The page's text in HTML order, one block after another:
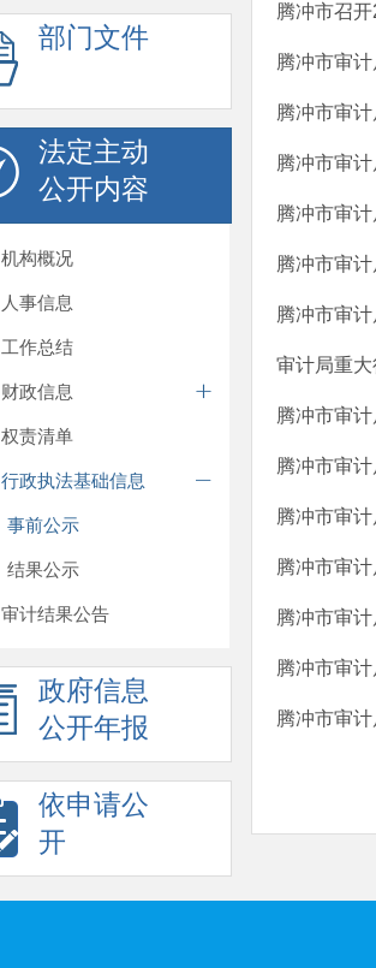
部门文件
法定主动
公开内容
机构概况
人事信息
工作总结
财政信息
权责清单
行政执法基础信息
事前公示
结果公示
审计结果公告
政府信息
公开年报
依申请公
开
腾冲市召
腾冲市审
腾冲市审
腾冲市审
腾冲市审
腾冲市审
腾冲市审
审计局重
腾冲市审
腾冲市审
腾冲市审
腾冲市审
腾冲市审
腾冲市审
腾冲市审